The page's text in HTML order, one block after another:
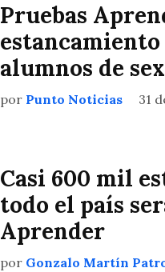
Pruebas
alumnos de
por Punto Noticias 31
Casi 600 mil
todo el país
Aprender
por Gonzalo Martín